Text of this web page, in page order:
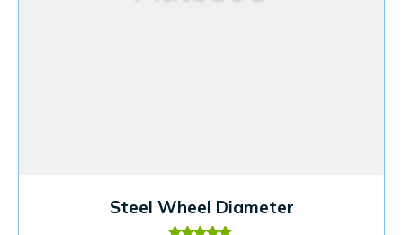
Steel Wheel Diameter